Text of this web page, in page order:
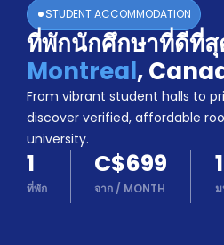
เข้าสู่
ระบบ
Booking
Accommodation
About
us
Blog
Refer
And
Earn
Become
STUDENT ACCOMMODATION
ที่พักนักศึกษาที่ดีที่สุ
Montreal,
From vibrant student halls to
discover verified, affordable
university.
1
ที่พัก
C$699
จาก / MONTH